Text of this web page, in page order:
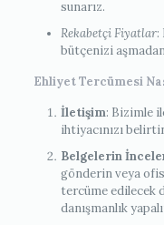
sunarız.
Rekabetçi Fiyatlar:
bütçenizi
Ehliyet Tercümesi
İletişim: Bizimle
ihtiyacınızı
Belgelerin
gönderin veya
tercüme edilecek
danışmanlık